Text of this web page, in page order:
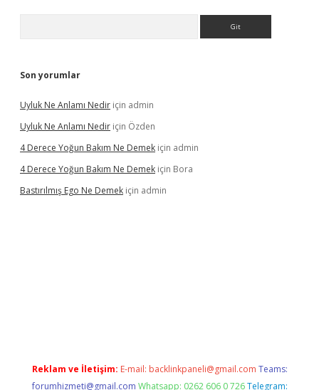
Son yorumlar
Uyluk Ne Anlamı Nedir için admin
Uyluk Ne Anlamı Nedir için Özden
4 Derece Yoğun Bakım Ne Demek için admin
4 Derece Yoğun Bakım Ne Demek için Bora
Bastırılmış Ego Ne Demek için admin
Reklam ve İletişim: E-mail: backlinkpaneli@gmail.com Teams:
forumhizmeti@gmail.com Whatsapp: 0262 606 0 726 Telegram: